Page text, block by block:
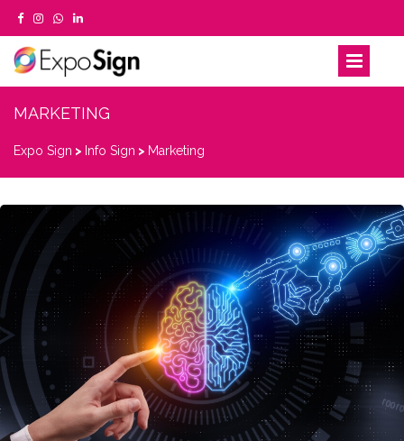
MARKETING
Expo Sign > Info Sign > Marketing